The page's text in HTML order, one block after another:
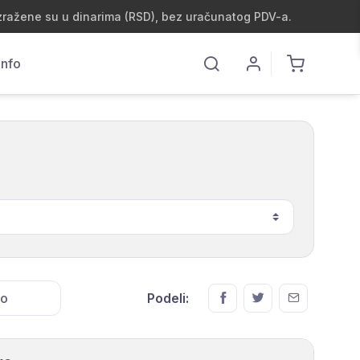
su u dinarima (RSD), bez uračunatog PDV-a.
Podeli: